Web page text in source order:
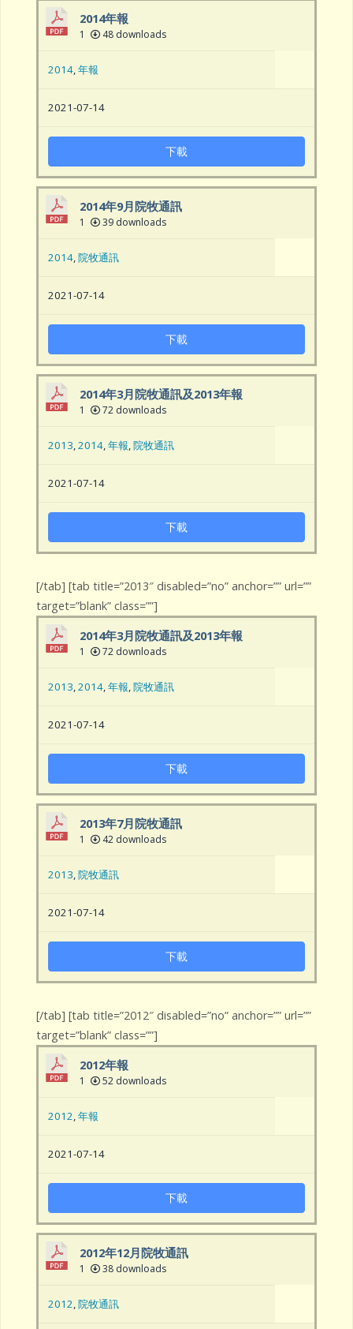
2014年報
1 48 downloads
2014,年報
2021-07-14
下載
2014年9月院牧通訊
1 39 downloads
2014,院牧通訊
2021-07-14
下載
2014年3月院牧通訊及2013年報
1 72 downloads
2013,2014,年報,院牧通訊
2021-07-14
下載
[/tab] [tab title=”2013″ disabled=”no” anchor=”” url=””
target=”blank” class=””]
2014年3月院牧通訊及2013年報
1 72 downloads
2013,2014,年報,院牧通訊
2021-07-14
下載
2013年7月院牧通訊
1 42 downloads
2013,院牧通訊
2021-07-14
下載
[/tab] [tab title=”2012″ disabled=”no” anchor=”” url=””
target=”blank” class=””]
2012年報
1 52 downloads
2012,年報
2021-07-14
下載
2012年12月院牧通訊
1 38 downloads
2012,院牧通訊